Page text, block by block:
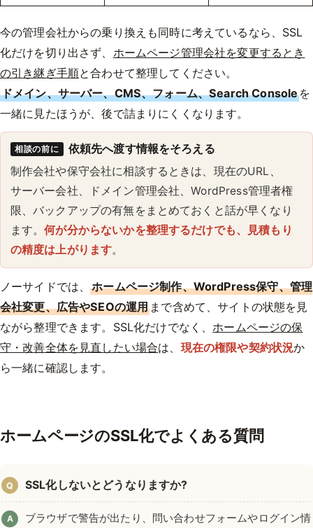
今の管理会社からの乗り換えも同時に考えているなら、SSL
化だけを切り出さず、 ホームページ管理会社を変更するとき
の引き継ぎ手順と合わせて整理してください。
ドメイン、サーバー、CMS、フォーム、Search Consoleを
一緒に見たほうが、後で詰まりにくくなります。
相談の前に 依頼先へ渡す情報をそろえる
制作会社や保守会社に相談するときは、現在のURL、
サーバー会社、ドメイン管理会社、WordPress管理者権
限、バックアップの有無をまとめておくと話が早くなり
ます。何が分からないかを整理するだけでも、見積もり
の精度は上がります。
ノーサイドでは、ホームページ制作、WordPress保守、管理
会社変更、広告やSEOの運用 まで含めて、サイトの状態を見
ながら整理できます。SSL化だけでなく、 ホームページの保
守・改善全体を見直したい場合は、 現在の権限や契約状況か
ら一緒に確認します。
ホームページのSSL化でよくある質問
Q SSL化しないとどうなりますか?
A
ブラウザで警告が出たり、問い合わせフォームやログイン情